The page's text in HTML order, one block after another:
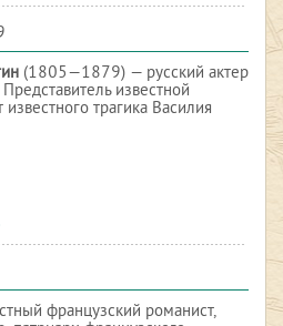
(1805—1879) — русский актер
известной
трагика Василия
французский романист,